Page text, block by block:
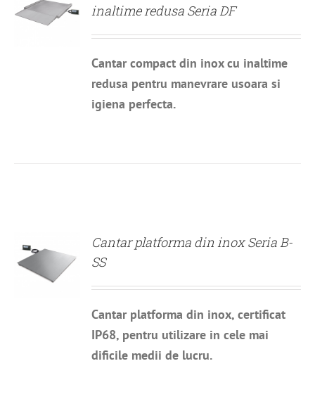
inaltime redusa Seria DF
Cantar compact din inox cu inaltime
redusa pentru manevrare usoara si
igiena perfecta.
Cantar platforma din inox Seria B-
SS
Cantar platforma din inox, certificat
IP68, pentru utilizare in cele mai
dificile medii de lucru.